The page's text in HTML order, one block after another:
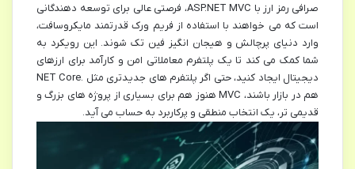
صرافی رمز ارز با ASP.NET MVC، فرصتی عالی برای توسعه دهندگانی
است که می خواهند با استفاده از فریم ورک قدرتمند مایکروسافت،
وارد دنیای پرچالش و هیجان انگیز فین تک شوند. این رویکرد به
شما کمک می کند تا یک پلتفرم معاملاتی امن و کارآمد برای ارزهای
دیجیتال ایجاد کنید، حتی اگر پلتفرم های جدیدتری مثل .NET Core
هم در بازار باشند، MVC هنوز هم برای بسیاری از پروژه های بزرگ و
قدیمی تر، یک انتخاب منطقی و پرکاربرد به حساب می آید.